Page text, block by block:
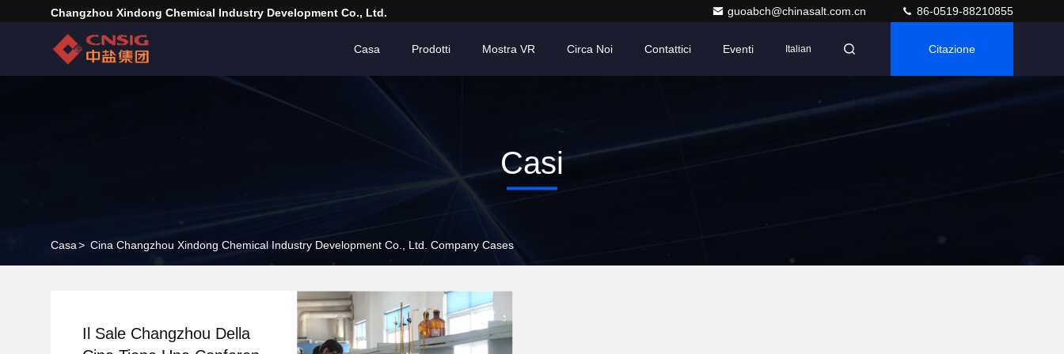
Changzhou Xindong Chemical Industry Development Co., Ltd. guoabch@chinasalt.com.cn 86-0519-88210855
Casa Prodotti Mostra VR Circa Noi Contattici Eventi Italian Citazione
Casi
Casa> Cina Changzhou Xindong Chemical Industry Development Co., Ltd. Company Cases
Il Sale Changzhou Della